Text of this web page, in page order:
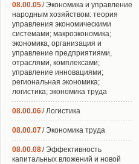
08.00.05/ Экономика и управление
народным хозяйством: теория
управления экономическими
системами; макроэкономика;
экономика, организация и
управление предприятиями,
отраслями, комплексами;
управление инновациями;
региональная экономика;
логистика; экономика труда
08.00.06/ Логистика
08.00.07/ Экономика труда
08.00.08/ Эффективность
капитальных вложений и новой